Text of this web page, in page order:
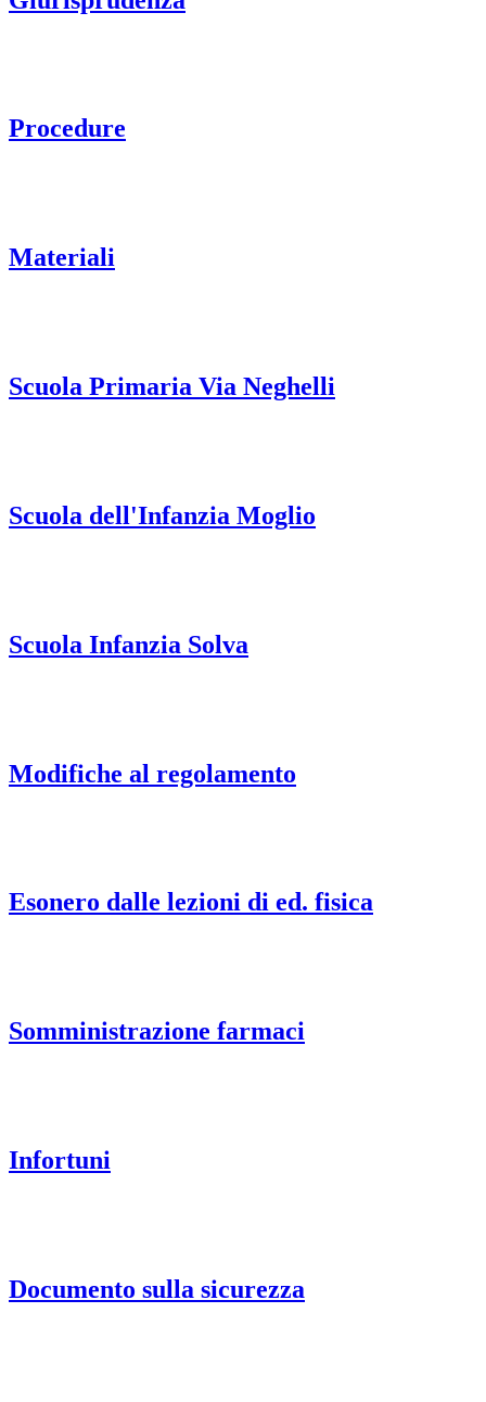
Procedure
Materiali
Scuola Primaria Via Neghelli
Scuola dell'Infanzia Moglio
Scuola Infanzia Solva
Modifiche al regolamento
Esonero dalle lezioni di ed. fisica
Somministrazione farmaci
Infortuni
Documento sulla sicurezza